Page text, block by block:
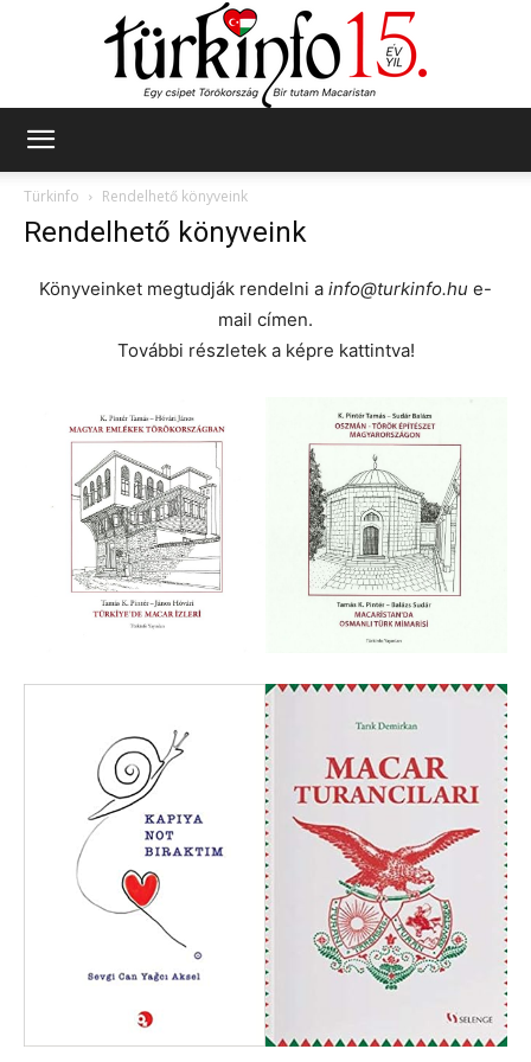
Türkinfo
Rendelhető könyveink
Rendelhető könyveink
Könyveinket megtudják rendelni a info@turkinfo.hu e-
mail címen.
További részletek a képre kattintva!